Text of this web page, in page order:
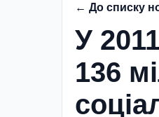
← До списку
У
136